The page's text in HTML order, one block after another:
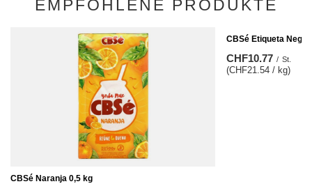
EMPFOHLENE PRODUKTE
CBSé Naranja 0,5 kg
CBSé Etiqueta
CHF10.77 / St.
(CHF21.54 / kg)